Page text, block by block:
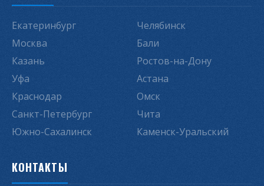
Екатеринбург
Москва
Казань
Уфа
Краснодар
Санкт-Петербург
Южно-Сахалинск
Челябинск
Бали
Ростов-на-Дону
Астана
Омск
Чита
Каменск-Уральский
КОНТАКТЫ